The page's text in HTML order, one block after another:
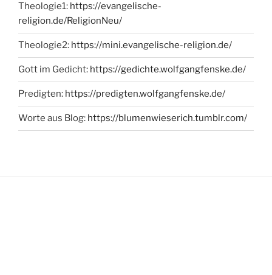
Theologie1: https://evangelische-
religion.de/ReligionNeu/
Theologie2: https://mini.evangelische-religion.de/
Gott im Gedicht: https://gedichte.wolfgangfenske.de/
Predigten: https://predigten.wolfgangfenske.de/
Worte aus Blog: https://blumenwieserich.tumblr.com/